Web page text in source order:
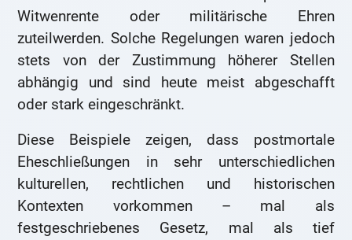
Witwenrente oder militärische Ehren
zuteilwerden. Solche Regelungen waren jedoch
stets von der Zustimmung höherer Stellen
abhängig und sind heute meist abgeschafft
oder stark eingeschränkt.
Diese Beispiele zeigen, dass postmortale
Eheschließungen in sehr unterschiedlichen
kulturellen, rechtlichen und historischen
Kontexten vorkommen – mal als
festgeschriebenes Gesetz, mal als tief